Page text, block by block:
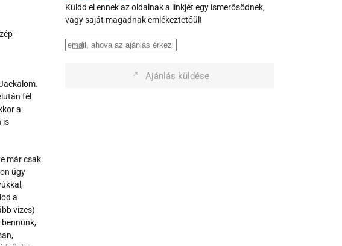
fél
a
is
már csak
úgy
a
vizes)
Küldd el ennek az oldalnak a linkjét egy ismerősödnek,
vagy saját magadnak emlékeztetőül!
Ajánlás küldése